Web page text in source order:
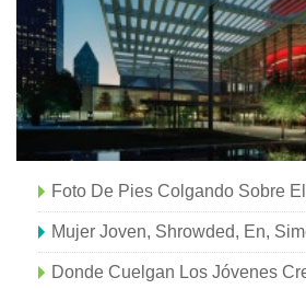
Foto De Pies Colgando Sobre
Mujer Joven, Shrowded, En,
Donde Cuelgan Los Jóvenes